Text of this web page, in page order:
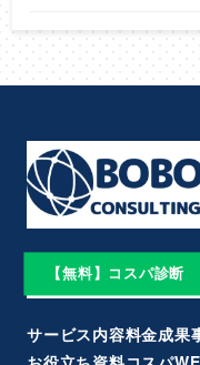
【無料】コスパ診断
サービス内容料金成果